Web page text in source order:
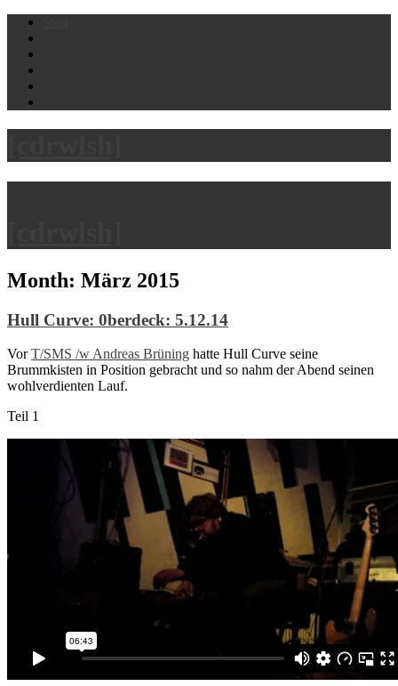
Skip
content
Month: März 2015
Hull Curve: 0berdeck: 5.12.14
VorT/SMS /w Andreas Brüning hatte Hull Curve seine
Brummkisten in Position gebracht und so nahm der Abend seinen
wohlverdienten Lauf.
Teil 1